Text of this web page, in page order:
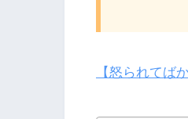
【怒られてば